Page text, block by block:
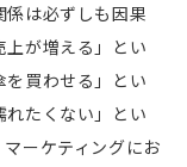
係は必ずしも因果
が増える」とい
を買わせる」とい
れたくない」とい
ーケティングにお